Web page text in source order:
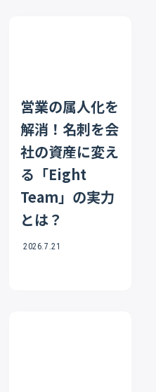
営業の属人化を
解消！名刺を会
社の資産に変え
る「Eight
Team」の実力
とは？
2026.7.21